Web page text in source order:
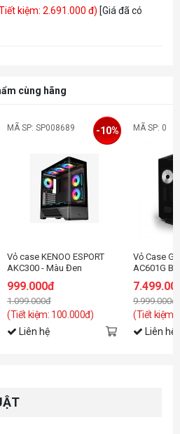
kiệm: 2.691.000 đ) [Giá đã có
cùng hãng
MÃ SP: SP008689
Vỏ case KENOO ESPORT
AKC300 - Màu Đen
999.000đ
1.099.000đ
(Tiết kiệm: 100.000đ)
-10%
Liên hệ
MÃ SP: 0
Vỏ Case
AC601G
9.999.000đ
(Tiết kiệm:
Liên hệ